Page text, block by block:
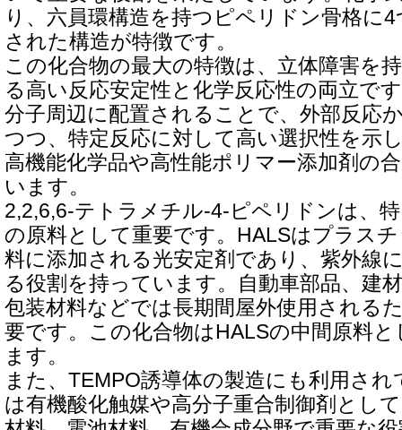
り、六員環構造を持つピペリドン骨格に
された構造が特徴です。
この化合物の最大の特徴は、立体障害を
る高い反応安定性と化学反応性の両立で
分子周辺に配置されることで、外部反応
つつ、特定反応に対して高い選択性を示
高機能化学品や高性能ポリマー添加剤の
います。
2,2,6,6-テトラメチル-4-ピペリドンは、
の原料として重要です。HALSはプラス
料に添加される光安定剤であり、紫外線
る役割を持っています。自動車部品、建
包装材料などでは長期間屋外使用される
要です。この化合物はHALSの中間原料
ます。
また、TEMPO誘導体の製造にも利用さ
は有機酸化触媒や高分子重合制御剤とし